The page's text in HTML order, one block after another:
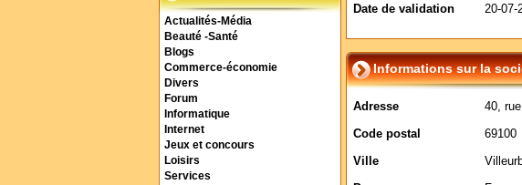
Actualités-Média
Beauté -Santé
Blogs
Commerce-économie
Divers
Forum
Informatique
Internet
Jeux et concours
Loisirs
Services
Date de validation
20-07-
Informations sur la
Adresse
40,
Code postal
69100
Ville